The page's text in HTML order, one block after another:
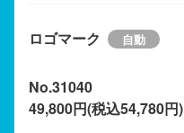
ロゴマーク
No.31040
49,800円(税込54,780円)